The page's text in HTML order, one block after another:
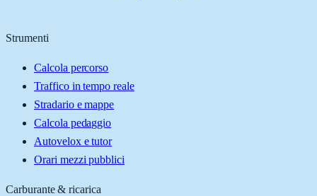
Strumenti
Calcola percorso
Traffico in tempo reale
Stradario e mappe
Calcola pedaggio
Autovelox e tutor
Orari mezzi pubblici
Carburante & ricarica